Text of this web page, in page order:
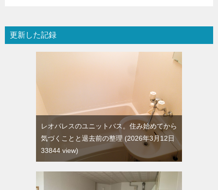
更新した記録
レオパレスのユニットバス。住み始めてから
気づくことと退去前の整理 2026年3月12日
33844 view